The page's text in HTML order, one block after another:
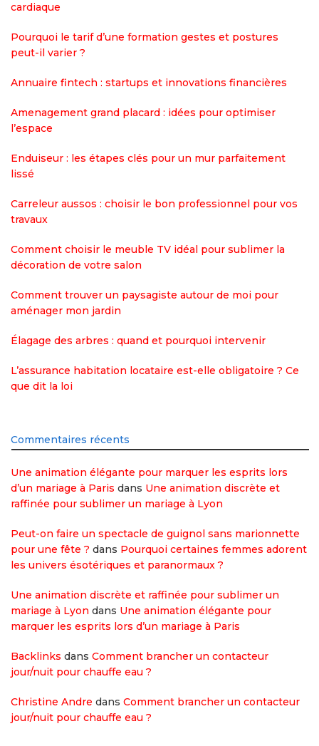
cardiaque
Pourquoi le tarif d’une formation gestes et postures
peut-il varier ?
Annuaire fintech : startups et innovations financières
Amenagement grand placard : idées pour optimiser
l’espace
Enduiseur : les étapes clés pour un mur parfaitement
lissé
Carreleur aussos : choisir le bon professionnel pour vos
travaux
Comment choisir le meuble TV idéal pour sublimer la
décoration de votre salon
Comment trouver un paysagiste autour de moi pour
aménager mon jardin
Élagage des arbres : quand et pourquoi intervenir
L’assurance habitation locataire est-elle obligatoire ? Ce
que dit la loi
Commentaires récents
Une animation élégante pour marquer les esprits lors
d’un mariage à Paris dans Une animation discrète et
raffinée pour sublimer un mariage à Lyon
Peut-on faire un spectacle de guignol sans marionnette
pour une fête ? dans Pourquoi certaines femmes adorent
les univers ésotériques et paranormaux ?
Une animation discrète et raffinée pour sublimer un
mariage à Lyon dans Une animation élégante pour
marquer les esprits lors d’un mariage à Paris
Backlinks dans Comment brancher un contacteur
jour/nuit pour chauffe eau ?
Christine Andre dans Comment brancher un contacteur
jour/nuit pour chauffe eau ?